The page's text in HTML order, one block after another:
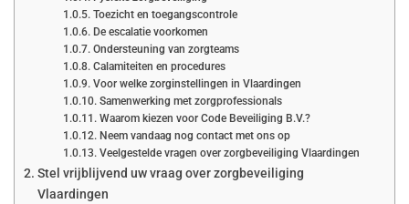
Toezicht en toegangscontrole
De escalatie voorkomen
Ondersteuning van zorgteams
Calamiteiten en procedures
Voor welke zorginstellingen in Vlaardingen
Samenwerking met zorgprofessionals
Waarom kiezen voor Code Beveiliging B.V.?
Neem vandaag nog contact met ons op
Veelgestelde vragen over zorgbeveiliging Vlaardingen
Stel vrijblijvend uw vraag over zorgbeveiliging
Vlaardingen